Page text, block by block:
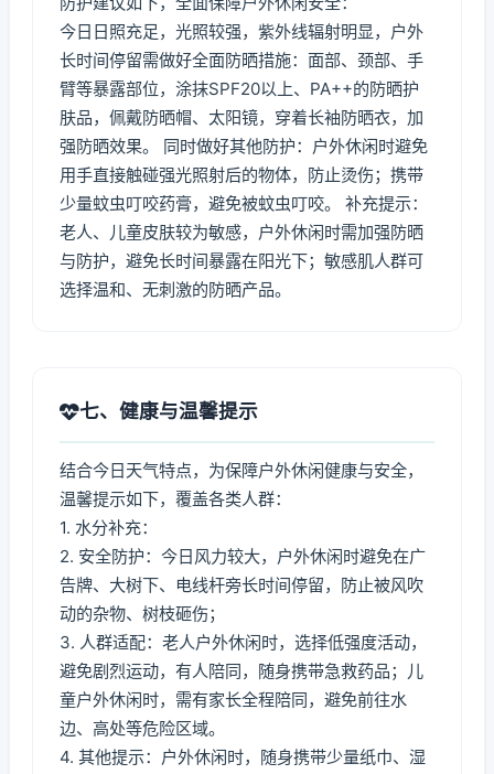
今日日照充足，光照较强，紫外线辐射明显，户外
长时间停留需做好全面防晒措施：面部、颈部、手
臂等暴露部位，涂抹SPF20以上、PA++的防晒护
肤品，佩戴防晒帽、太阳镜，穿着长袖防晒衣，加
强防晒效果。 同时做好其他防护：户外休闲时避免
用手直接触碰强光照射后的物体，防止烫伤；携带
少量蚊虫叮咬药膏，避免被蚊虫叮咬。 补充提示：
老人、儿童皮肤较为敏感，户外休闲时需加强防晒
与防护，避免长时间暴露在阳光下；敏感肌人群可
选择温和、无刺激的防晒产品。
七、健康与温馨提示
结合今日天气特点，为保障户外休闲健康与安全，
温馨提示如下，覆盖各类人群：
1. 水分补充：
2. 安全防护：今日风力较大，户外休闲时避免在广
告牌、大树下、电线杆旁长时间停留，防止被风吹
动的杂物、树枝砸伤；
3. 人群适配：老人户外休闲时，选择低强度活动，
避免剧烈运动，有人陪同，随身携带急救药品；儿
童户外休闲时，需有家长全程陪同，避免前往水
边、高处等危险区域。
4. 其他提示：户外休闲时，随身携带少量纸巾、湿